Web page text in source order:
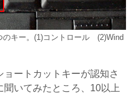
のキー。(1)コントロール (2)Wind
ートカットキーが認知さ
いてみたところ、10以上